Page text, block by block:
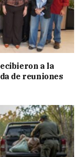
a la
de reuniones